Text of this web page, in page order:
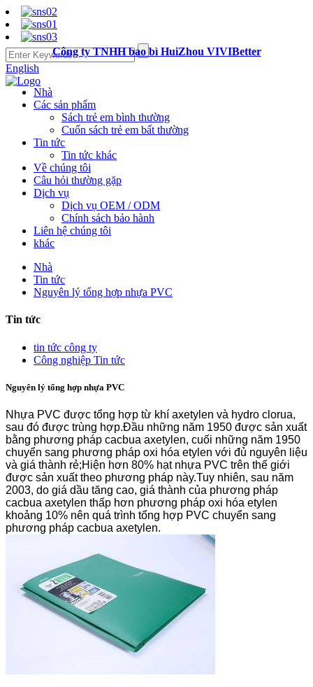
English
Công ty TNHH bao bì HuiZhou VIVIBetter
Nhà
Các sản phẩm
Sách trẻ em bình thường
Cuốn sách trẻ em bất thường
Tin tức
Tin tức khác
Về chúng tôi
Câu hỏi thường gặp
Dịch vụ
Dịch vụ OEM / ODM
Chính sách bảo hành
Liên hệ chúng tôi
khác
Nhà
Tin tức
Nguyên lý tổng hợp nhựa PVC
Tin tức
tin tức công ty
Công nghiệp Tin tức
Nguyên lý tổng hợp nhựa PVC
Nhựa PVC được tổng hợp từ khí axetylen và hydro clorua,
sau đó được trùng hợp.Đầu những năm 1950 được sản xuất
bằng phương pháp cacbua axetylen, cuối những năm 1950
chuyển sang phương pháp oxi hóa etylen với đủ nguyên liệu
và giá thành rẻ;Hiện hơn 80% hạt nhựa PVC trên thế giới
được sản xuất theo phương pháp này.Tuy nhiên, sau năm
2003, do giá dầu tăng cao, giá thành của phương pháp
cacbua axetylen thấp hơn phương pháp oxi hóa etylen
khoảng 10% nên quá trình tổng hợp PVC chuyển sang
phương pháp cacbua axetylen.